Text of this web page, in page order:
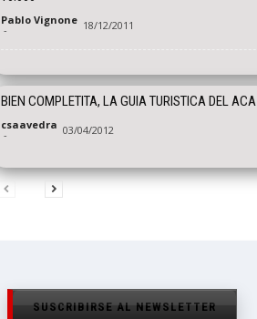
Pablo Vignone
- 18/12/2011
BIEN COMPLETITA, LA GUIA TURISTICA DEL ACA
csaavedra
- 03/04/2012
SUSCRIBIRSE AL NEWSLETTER